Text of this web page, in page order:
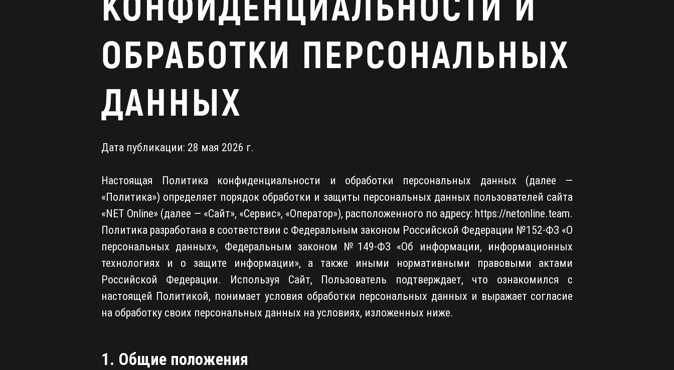
ОБРАБОТКИ ПЕРСОНАЛЬНЫХ
ДАННЫХ
Дата публикации: 28 мая 2026 г.
Настоящая Политика конфиденциальности и обработки персональных данных (далее —
«Политика») определяет порядок обработки и защиты персональных данных пользователей сайта
«NET Online» (далее — «Сайт», «Сервис», «Оператор»), расположенного по адресу: https://netonline.team.
Политика разработана в соответствии с Федеральным законом Российской Федерации №152-ФЗ «О
персональных данных», Федеральным законом №149-ФЗ «Об информации, информационных
технологиях и о защите информации», а также иными нормативными правовыми актами
Российской Федерации. Используя Сайт, Пользователь подтверждает, что ознакомился с
настоящей Политикой, понимает условия обработки персональных данных и выражает согласие
на обработку своих персональных данных на условиях, изложенных ниже.
1. Общие положения